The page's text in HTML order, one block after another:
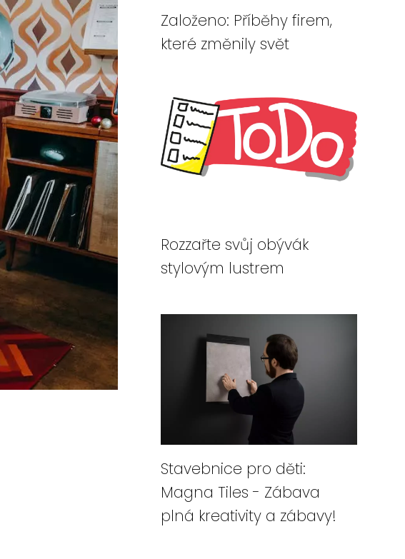
Založeno: Příběhy firem,
které změnily svět
Rozzařte svůj obývák
stylovým lustrem
Stavebnice pro děti:
Magna Tiles - Zábava
plná kreativity a zábavy!